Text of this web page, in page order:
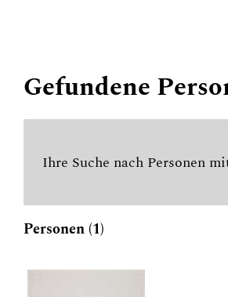
Gefundene
Ihre Suche nach Personen
Personen (1)